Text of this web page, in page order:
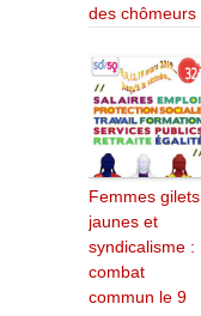
des chômeurs
Femmes gilets
jaunes et
syndicalisme :
combat
commun le 9